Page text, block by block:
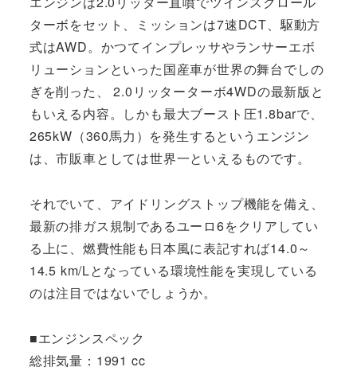
ターボをセット、ミッションは7速DCT、駆動方
式はAWD。かつてインプレッサやランサーエボ
リューションといった国産車が世界の舞台でしの
ぎを削った、 2.0リッターターボ4WDの最新版と
もいえる内容。しかも最大ブースト圧1.8barで、
265kW（360馬力）を発生するというエンジン
は、市販車としては世界一といえるものです。
それでいて、アイドリングストップ機能を備え、
最新の排ガス規制であるユーロ6をクリアしてい
る上に、燃費性能も日本風に表記すれば14.0～
14.5 km/Lとなっている環境性能を実現している
のは注目ではないでしょうか。
■エンジンスペック
総排気量：1991 cc